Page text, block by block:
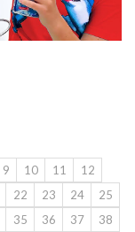
9 10 11
12
22 23 24
25
35 36 37
38